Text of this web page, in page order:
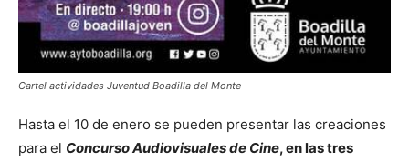
Cartel actividades Juventud Boadilla del Monte
Hasta el 10 de enero se pueden presentar las creaciones
para el Concurso Audiovisuales de Cine, en las tres